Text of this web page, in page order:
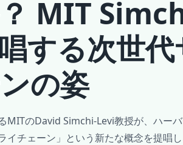
MIT
する次世代
の姿
MITのDavid Simchi-Levi教授が、ハーバ
イチェーン」という新たな概念を提唱